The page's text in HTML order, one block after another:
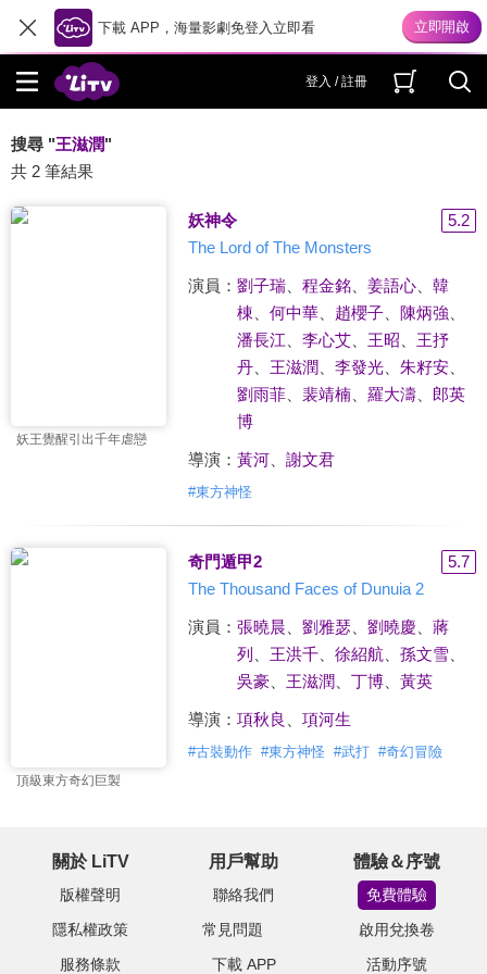
下載 APP，海量影劇免登入立即看
登入 / 註冊
搜尋 "王滋潤"
共 2 筆結果
妖王覺醒引出千年虐戀
妖神令
5.2
The Lord of The Monsters
演員： 劉子瑞、 程金銘、 姜語心、 韓
棟
何中華、 趙櫻子、 陳炳強
潘長江
李心艾、 王昭
王抒
丹、 王滋潤 李發光、 朱籽安、
劉雨菲、 裴靖楠、 羅大濤、 郎英
博
導演： 黃河、 謝文君
#東方神怪
頂級東方奇幻巨製
奇門遁甲2
5.7
The Thousand Faces of Dunuia 2
演員： 張曉晨 劉雅瑟 劉曉慶
蔣
列
王洪千、 徐紹航 孫文雪、
吳豪
王滋潤 丁博、 黃英
導演： 項秋良 項河生
#古裝動作 #東方神怪 #武打 #奇幻冒險
關於 LiTV
版權聲明
隱私權政策
服務條款
用戶幫助
聯絡我們
常見問題
下載 APP
體驗＆序號
免費體驗
啟用兌換卷
活動序號